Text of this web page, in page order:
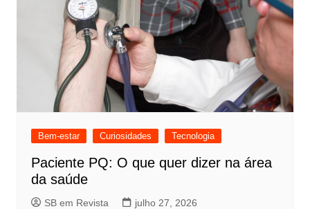
Bem-estar Curiosidades Tecnologia
Paciente PQ: O que quer dizer na área
da saúde
SB em Revista julho 27, 2026